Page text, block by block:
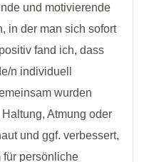
und motivierende
in der man sich sofort
fand ich, dass
n individuell
wurden
Atmung oder
und ggf. verbessert,
für persönliche